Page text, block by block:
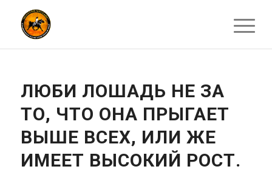
ЛЮБИ ЛОШАДЬ НЕ ЗА
ТО, ЧТО ОНА ПРЫГАЕТ
ВЫШЕ ВСЕХ, ИЛИ ЖЕ
ИМЕЕТ ВЫСОКИЙ РОСТ.